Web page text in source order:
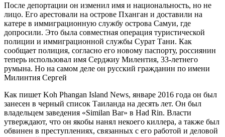
После депортации он изменил имя и национальность, но не
лицо. Его арестовали на острове Пханган и доставили на
катере в иммиграционную службу острова Самуи, где
допросили. Это была совместная операция туристической
полиции и иммиграционной службы Сурат Тани. Как
сообщает полиция, согласно его новому паспорту, россиянин
теперь использовал имя Серджиу Милентия, 33-летнего
румына. Но на самом деле он русский гражданин по имени
Милинтия Сергей
Как пишет Koh Phangan Island News, январе 2016 года он был
занесен в черный список Таиланда на десять лет. Он был
владельцем заведения «Similan Bar» в Had Rin. Власти
утверждают, что он якобы нанял некоего киллера, а также был
обвинен в преступлениях, связанных с его работой и деловой